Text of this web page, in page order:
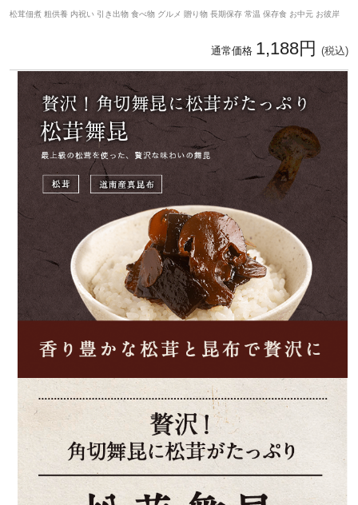
松茸佃煮 粗供養 内祝い 引き出物 食べ物 グルメ 贈り物 長期保存 常温 保存食 お中元 お彼岸
通常価格 1,188円 (税込)